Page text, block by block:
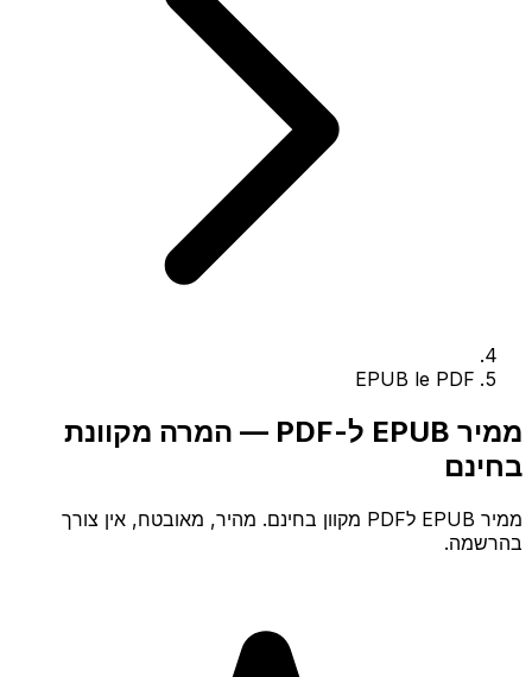
EPUB le PDF
ממיר EPUB ל-PDF — המרה מקוונת
בחינם
ממיר EPUB לPDF מקוון בחינם. מהיר, מאובטח, אין צורך
בהרשמה.